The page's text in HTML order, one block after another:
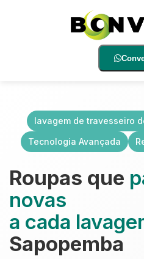
lavagem de travesseiro
Tecnologia Avançada
Roupas que
novas
a cada
Sapopemba